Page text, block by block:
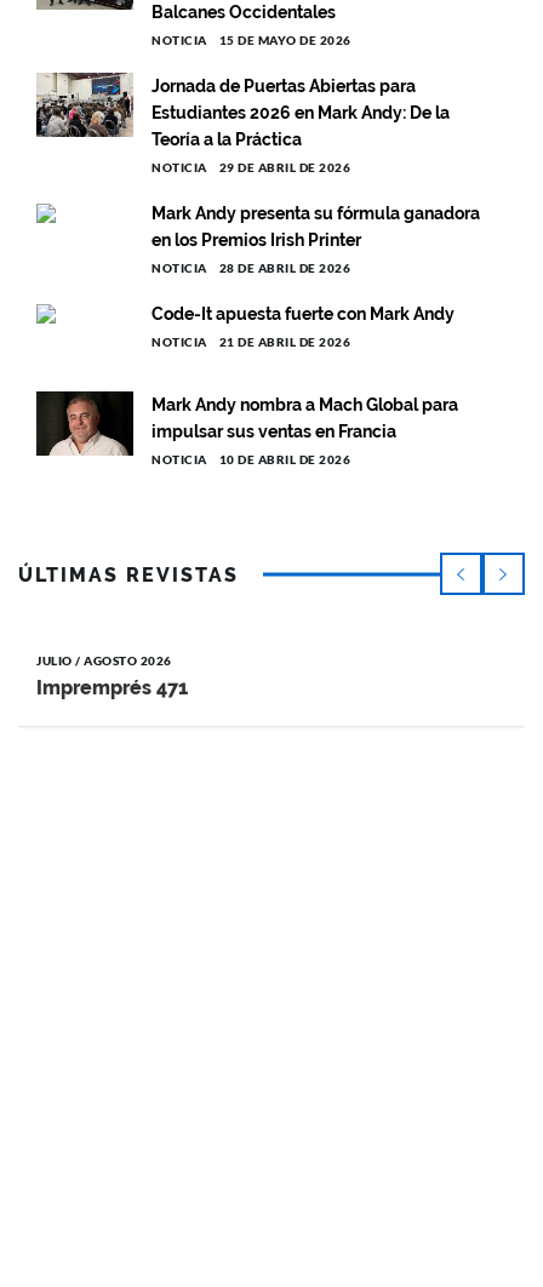
Balcanes Occidentales
NOTICIA 15 DE MAYO DE 2026
Jornada de Puertas Abiertas para
Estudiantes 2026 en Mark Andy: De la
Teoría a la Práctica
NOTICIA 29 DE ABRIL DE 2026
Mark Andy presenta su fórmula ganadora
en los Premios Irish Printer
NOTICIA 28 DE ABRIL DE 2026
Code-It apuesta fuerte con Mark Andy
NOTICIA 21 DE ABRIL DE 2026
Mark Andy nombra a Mach Global para
impulsar sus ventas en Francia
NOTICIA 10 DE ABRIL DE 2026
ÚLTIMAS REVISTAS
JULIO / AGOSTO 2026
Impremprés 471